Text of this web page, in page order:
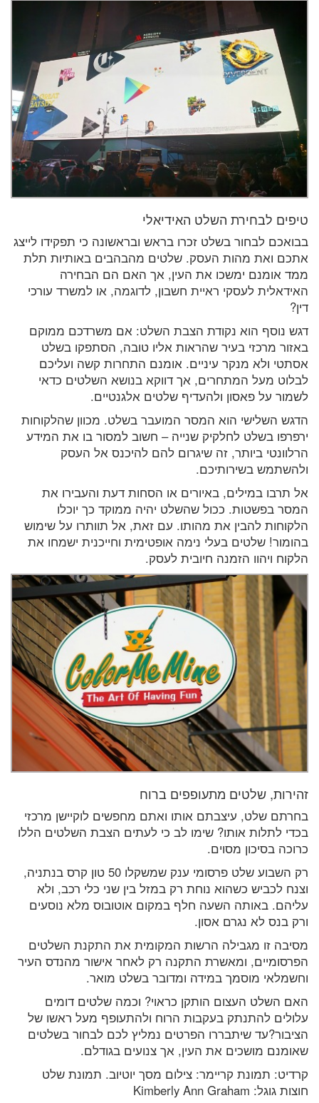
טיפים לבחירת השלט האידיאלי
בבואכם לבחור בשלט זכרו בראש ובראשונה כי תפקידו לייצג
אתכם ואת מהות העסק. שלטים מהבהבים באותיות תלת
ממד אומנם ימשכו את העין, אך האם הם הבחירה
האידאלית לעסקי ראיית חשבון, לדוגמה, או למשרד עורכי
דין?
דגש נוסף הוא נקודת הצבת השלט: אם משרדכם ממוקם
באזור מרכזי בעיר שהראות אליו טובה, הסתפקו בשלט
אסתטי ולא מנקר עיניים. אומנם התחרות קשה ועליכם
לבלוט מעל המתחרים, אך דווקא בנושא השלטים כדאי
לשמור על פאסון ולהעדיף שלטים אלגנטיים.
הדגש השלישי הוא המסר המועבר בשלט. מכוון שהלקוחות
ירפרפו בשלט לחלקיק שנייה – חשוב למסור בו את המידע
הרלוונטי ביותר, זה שיגרום להם להיכנס אל העסק
ולהשתמש בשירותיכם.
אל תרבו במילים, באיורים או הסחות דעת והעבירו את
המסר בפשטות. ככול שהשלט יהיה ממוקד כך יוכלו
הלקוחות להבין את מהותו. עם זאת, אל תוותרו על שימוש
בהומור! שלטים בעלי נימה אופטימית וחייכנית ישמחו את
הלקוח ויהוו הזמנה חיובית לעסק.
זהירות, שלטים מתעופפים ברוח
בחרתם שלט, עיצבתם אותו ואתם מחפשים לוקיישן מרכזי
בכדי לתלות אותו? שימו לב כי לעתים הצבת השלטים הללו
כרוכה בסיכון מסוים.
רק השבוע שלט פרסומי ענק שמשקלו 50 טון קרס בנתניה,
וצנח לכביש כשהוא נוחת רק במזל בין שני כלי רכב, ולא
עליהם. באותה השעה חלף במקום אוטובוס מלא נוסעים
ורק בנס לא נגרם אסון.
מסיבה זו מגבילה הרשות המקומית את התקנת השלטים
הפרסומיים, ומאשרת התקנה רק לאחר אישור מהנדס העיר
וחשמלאי מוסמך במידה ומדובר בשלט מואר.
האם השלט העצום הותקן כראוי? וכמה שלטים דומים
עלולים להתנתק בעקבות הרוח ולהתעופף מעל ראשו של
הציבור?עד שיתבררו הפרטים נמליץ לכם לבחור בשלטים
שאומנם מושכים את העין, אך צנועים בגודלם.
קרדיט: תמונת קריימר: צילום מסך יוטיוב. תמונת שלט
חוצות גוגל: Kimberly Ann Graham‏